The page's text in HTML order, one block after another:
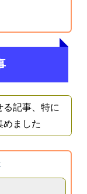
る記事、特に
めました